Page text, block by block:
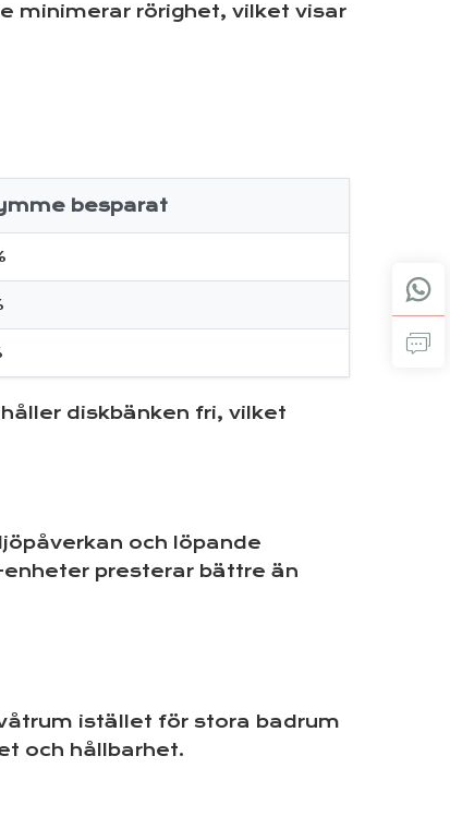
minimerar rörighet, vilket visar
besparat
diskbänken fri, vilket
och löpande
presterar bättre än
istället för stora badrum
och hållbarhet.